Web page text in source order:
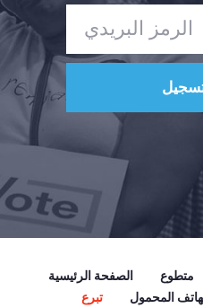
الصفحة الرئيسية متطوع
تبرع
المحمول